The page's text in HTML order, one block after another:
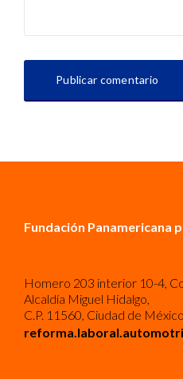
Fundación Panamericana
Homero 203 interior 10-4,
Alcaldía Miguel Hidalgo,
C.P. 11560, Ciudad de